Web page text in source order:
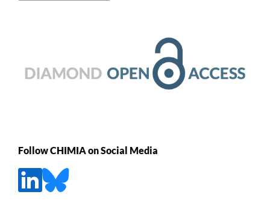
Follow CHIMIA on Social Media